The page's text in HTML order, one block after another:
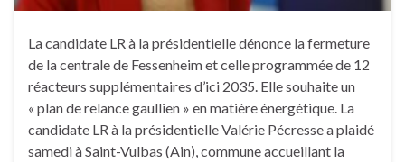
La candidate LR à la présidentielle dénonce la fermeture
de la centrale de Fessenheim et celle programmée de 12
réacteurs supplémentaires d’ici 2035. Elle souhaite un
« plan de relance gaullien » en matière énergétique. La
candidate LR à la présidentielle Valérie Pécresse a plaidé
samedi à Saint-Vulbas (Ain), commune accueillant la